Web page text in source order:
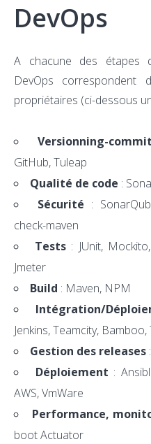
DevOps
A chacune des étapes
DevOps
propriétaires (ci-dessous
Versionning-
GitHub, Tuleap
Qualité de code :
Sécurité :
check-maven
Tests: JUnit,
Jmeter
Build : Maven, NPM
Intégration/
Jenkins, Teamcity, Bamboo,
Gestion des releases
Déploiement :
AWS, VmWare
Performance,
boot Actuator